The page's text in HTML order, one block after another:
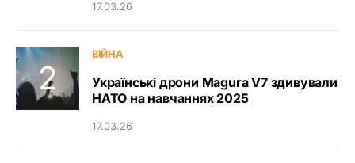
17.03.26
ВІЙНА
Українські дрони Magura V7 здивували
НАТО на навчаннях 2025
17.03.26